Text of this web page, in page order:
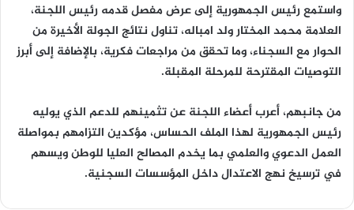
واستمع رئيس الجمهورية إلى عرض مفصل قدمه رئيس اللجنة،
العلامة محمد المختار ولد امباله، تناول نتائج الجولة الأخيرة من
الحوار مع السجناء، وما تحقق من مراجعات فكرية، بالإضافة إلى أبرز
التوصيات المقترحة للمرحلة المقبلة.
من جانبهم، أعرب أعضاء اللجنة عن تثمينهم للدعم الذي يوليه
رئيس الجمهورية لهذا الملف الحساس، مؤكدين التزامهم بمواصلة
العمل الدعوي والعلمي بما يخدم المصالح العليا للوطن ويسهم
في ترسيخ نهج الاعتدال داخل المؤسسات السجنية.